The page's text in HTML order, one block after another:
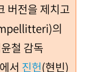
버전을 제치고
의
철 감독
에서 진헌(현빈)